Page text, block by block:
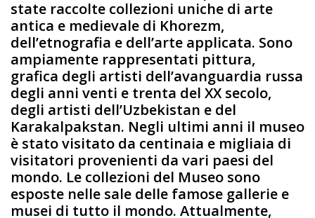
state raccolte collezioni uniche di arte
antica e medievale di Khorezm,
dell’etnografia e dell’arte applicata. Sono
ampiamente rappresentati pittura,
grafica degli artisti dell’avanguardia russa
degli anni venti e trenta del XX secolo,
degli artisti dell’Uzbekistan e del
Karakalpakstan. Negli ultimi anni il museo
è stato visitato da centinaia e migliaia di
visitatori provenienti da vari paesi del
mondo. Le collezioni del Museo sono
esposte nelle sale delle famose gallerie e
musei di tutto il mondo. Attualmente,